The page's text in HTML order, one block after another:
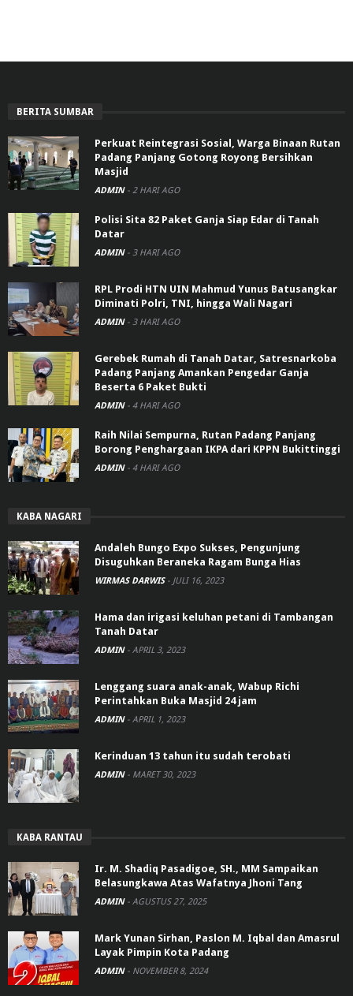
BERITA SUMBAR
Perkuat Reintegrasi Sosial, Warga Binaan Rutan
Padang Panjang Gotong Royong Bersihkan
Masjid
ADMIN - 2 HARI AGO
Polisi Sita 82 Paket Ganja Siap Edar di Tanah
Datar
ADMIN - 3 HARI AGO
RPL Prodi HTN UIN Mahmud Yunus Batusangkar
Diminati Polri, TNI, hingga Wali Nagari
ADMIN - 3 HARI AGO
Gerebek Rumah di Tanah Datar, Satresnarkoba
Padang Panjang Amankan Pengedar Ganja
Beserta 6 Paket Bukti
ADMIN - 4 HARI AGO
Raih Nilai Sempurna, Rutan Padang Panjang
Borong Penghargaan IKPA dari KPPN Bukittinggi
ADMIN - 4 HARI AGO
KABA NAGARI
Andaleh Bungo Expo Sukses, Pengunjung
Disuguhkan Beraneka Ragam Bunga Hias
WIRMAS DARWIS - JULI 16, 2023
Hama dan irigasi keluhan petani di Tambangan
Tanah Datar
ADMIN - APRIL 3, 2023
Lenggang suara anak-anak, Wabup Richi
Perintahkan Buka Masjid 24 jam
ADMIN - APRIL 1, 2023
Kerinduan 13 tahun itu sudah terobati
ADMIN - MARET 30, 2023
KABA RANTAU
Ir. M. Shadiq Pasadigoe, SH., MM Sampaikan
Belasungkawa Atas Wafatnya Jhoni Tang
ADMIN - AGUSTUS 27, 2025
Mark Yunan Sirhan, Paslon M. Iqbal dan Amasrul
Layak Pimpin Kota Padang
ADMIN - NOVEMBER 8, 2024